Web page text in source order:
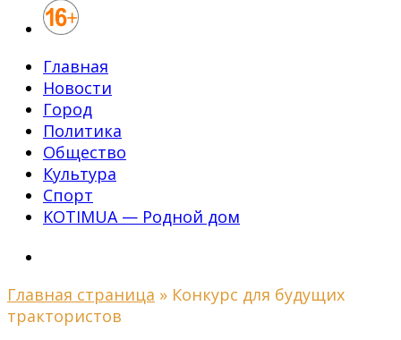
Главная
Новости
Город
Политика
Общество
Культура
Спорт
KOTIMUA — Родной дом
Главная страница » Конкурс для будущих
трактористов